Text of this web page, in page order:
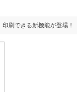
印刷できる新機能が登場